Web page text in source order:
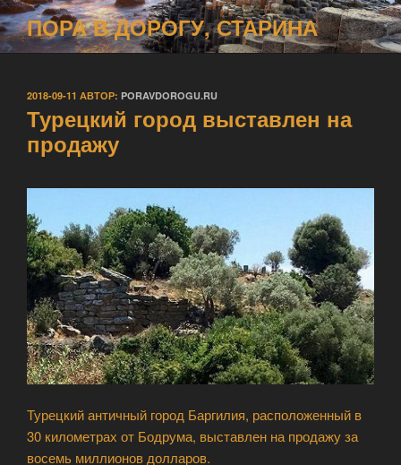
Перейти
к
содержимому
ПОРА В ДОРОГУ, СТАРИНА
ОПУБЛИКОВАНО
2018-09-11 АВТОР: PORAVDOROGU.RU
Турецкий город выставлен на
продажу
Турецкий античный город Баргилия, расположенный в
30 километрах от Бодрума, выставлен на продажу за
восемь миллионов долларов.